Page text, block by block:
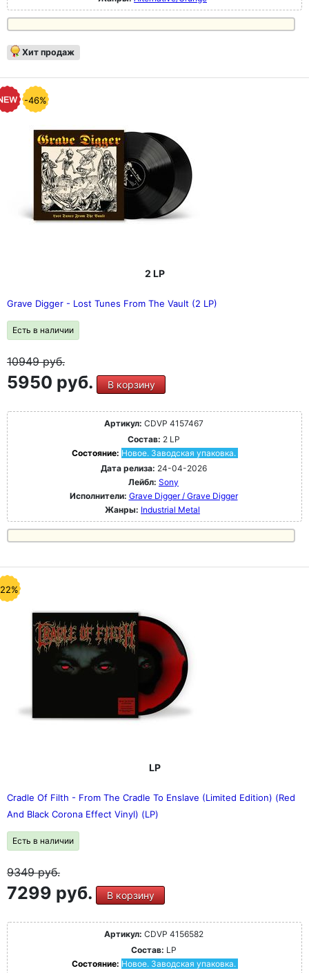
Хит продаж
-46%
2 LP
Grave Digger - Lost Tunes From The Vault (2 LP)
Есть в наличии
10949руб.
5950 руб. В корзину
Артикул: CDVP 4157467
Состав: 2 LP
Состояние: Новое. Заводская упаковка.
Дата релиза: 24-04-2026
Лейбл: Sony
Исполнители: Grave Digger / Grave Digger
Жанры: Industrial Metal
LP
Cradle Of Filth - From The Cradle To Enslave (Limited Edition) (Red
And Black Corona Effect Vinyl) (LP)
Есть в наличии
9349руб.
7299 руб. В корзину
Артикул: CDVP 4156582
Состав: LP
Состояние: Новое. Заводская упаковка.